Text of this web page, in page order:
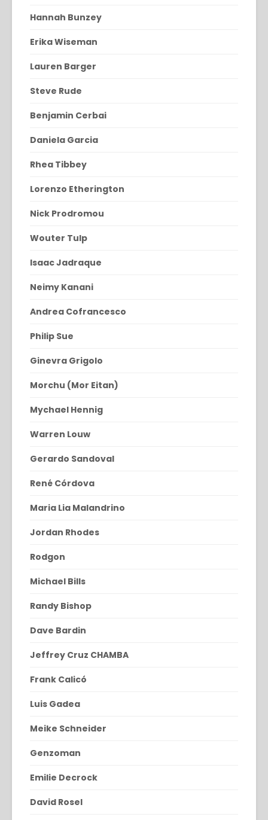
Hannah Bunzey
Erika Wiseman
Lauren Barger
Steve Rude
Benjamin Cerbai
Daniela Garcia
Rhea Tibbey
Lorenzo Etherington
Nick Prodromou
Wouter Tulp
Isaac Jadraque
Neimy Kanani
Andrea Cofrancesco
Philip Sue
Ginevra Grigolo
Morchu (Mor Eitan)
Mychael Hennig
Warren Louw
Gerardo Sandoval
René Córdova
Maria Lia Malandrino
Jordan Rhodes
Rodgon
Michael Bills
Randy Bishop
Dave Bardin
Jeffrey Cruz CHAMBA
Frank Calicó
Luis Gadea
Meike Schneider
Genzoman
Emilie Decrock
David Rosel